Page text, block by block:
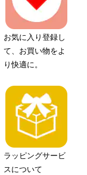
お気に入り登録し
て、お買い物をよ
り快適に。
ラッピングサービ
スについて